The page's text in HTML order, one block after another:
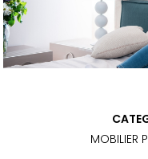
MOBILIER